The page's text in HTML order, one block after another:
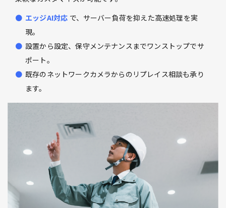
エッジAI対応 で、サーバー負荷を抑えた高速処理を実
現。
設置から設定、保守メンテナンスまでワンストップでサ
ポート。
既存のネットワークカメラからのリプレイス相談も承り
ます。